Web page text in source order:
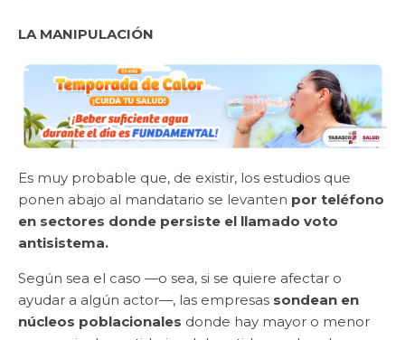
LA MANIPULACIÓN
Es muy probable que, de existir, los estudios que
ponen abajo al mandatario se levanten por teléfono
en sectores donde persiste el llamado voto
antisistema.
Según sea el caso —o sea, si se quiere afectar o
ayudar a algún actor—, las empresas sondean en
núcleos poblacionales donde hay mayor o menor